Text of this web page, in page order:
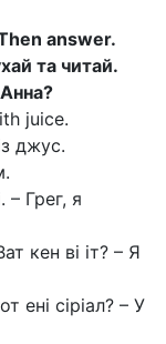
answer.
та читай.
juice.
джус.
– Грег, я
кен ві іт? – Я
ені сіріал? – У